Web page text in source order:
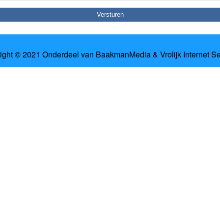
© 2021 Onderdeel van BaakmanMedia& Vrolijk Internet